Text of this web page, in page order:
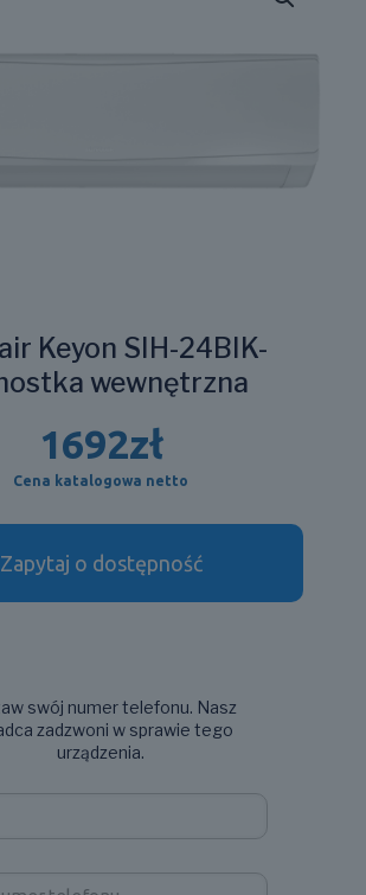
Keyon SIH-24BIK-
wewnętrzna
1692zł
Cena katalogowa netto
Zapytaj o dostępność
swój numer telefonu. Nasz
zadzwoni w sprawie tego
urządzenia.